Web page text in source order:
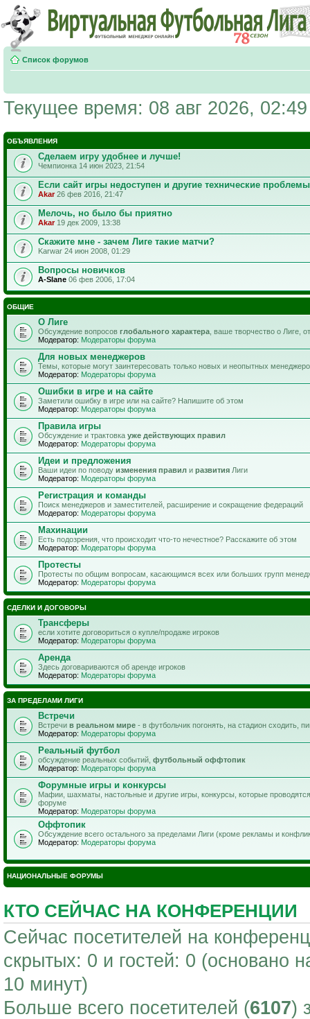
Список форумов
Текущее время: 08 авг 2026, 02:49
ОБЪЯВЛЕНИЯ
Сделаем игру удобнее и лучше!
Чемпионка 14 июн 2023, 21:54
Если сайт игры недоступен и другие технические проблемы
Akar26 фев 2016, 21:47
Мелочь, но было бы приятно
Akar19 дек 2009, 13:38
Скажите мне - зачем Лиге такие матчи?
Karwar 24 июн 2008, 01:29
Вопросы новичков
A-Slane 06 фев 2006, 17:04
ОБЩИЕ
О Лиге
Обсуждение вопросов глобального характера , ваше творчество о Лиге,
Модератор: Модераторы форума
Для новых менеджеров
Темы, которые могут заинтересовать только новых и неопытных
Модератор: Модераторы форума
Ошибки в игре и на сайте
Заметили ошибку в игре или на сайте? Напишите об этом
Модератор: Модераторы форума
Правила игры
Обсуждение и трактовка уже действующих правил
Модератор: Модераторы форума
Идеи и предложения
Ваши идеи по поводу изменения правил и развития Лиги
Модератор: Модераторы форума
Регистрация и команды
Поиск менеджеров и заместителей, расширение и сокращение федераций
Модератор: Модераторы форума
Махинации
Есть подозрения, что происходит что-то нечестное? Расскажите об этом
Модератор: Модераторы форума
Протесты
Протесты по общим вопросам, касающимся всех или больших групп
Модератор: Модераторы форума
СДЕЛКИ И ДОГОВОРЫ
Трансферы
если хотите договориться о купле/продаже игроков
Модератор: Модераторы форума
Аренда
Здесь договариваются об аренде игроков
Модератор: Модераторы форума
ЗА ПРЕДЕЛАМИ ЛИГИ
Встречи
Встречи в реальном мире - в футбольчик погонять, на стадион сходить,
Модератор: Модераторы форума
Реальный футбол
обсуждение реальных событий, футбольный оффтопик
Модератор: Модераторы форума
Форумные игры и конкурсы
Мафии, шахматы, настольные и другие игры, конкурсы, которые
форуме
Модератор: Модераторы форума
Оффтопик
Обсуждение всего остального за пределами Лиги (кроме рекламы и
Модератор: Модераторы форума
НАЦИОНАЛЬНЫЕ ФОРУМЫ
КТО СЕЙЧАС НА КОНФЕРЕНЦИИ
Сейчас посетителей на
скрытых: 0 и гостей: 0 (основано
10 минут)
Больше всего посетителей (6107)